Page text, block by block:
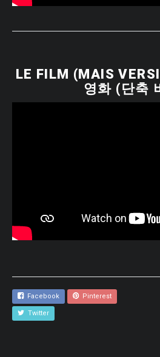
LE FILM (MAIS
영화 (단축
Facebook Pinterest
Twitter